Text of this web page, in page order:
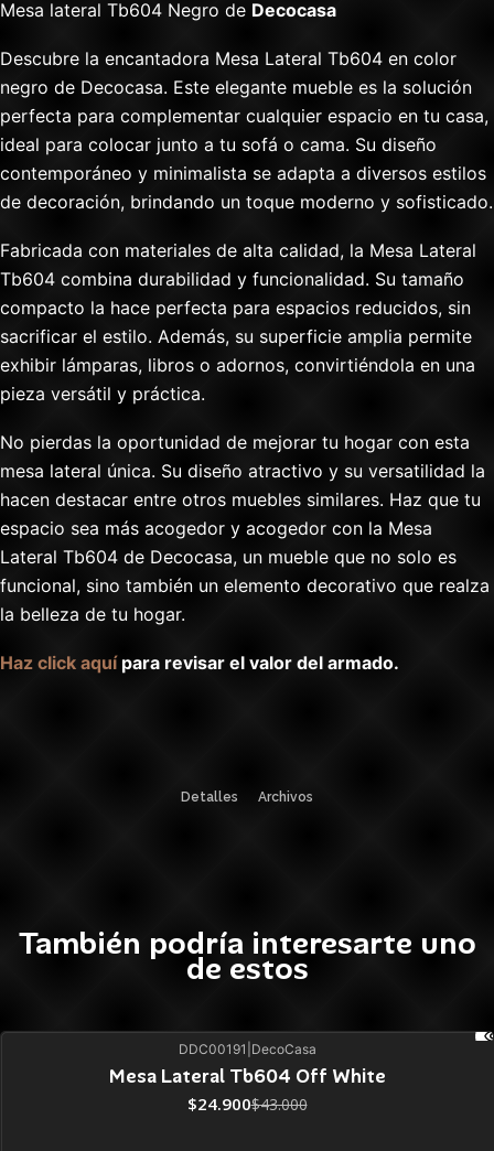
Mesa lateral Tb604 Negro de Decocasa
Descubre la encantadora Mesa Lateral Tb604 en color
negro de Decocasa. Este elegante mueble es la solución
perfecta para complementar cualquier espacio en tu casa,
ideal para colocar junto a tu sofá o cama. Su diseño
contemporáneo y minimalista se adapta a diversos estilos
de decoración, brindando un toque moderno y sofisticado.
Fabricada con materiales de alta calidad, la Mesa Lateral
Tb604 combina durabilidad y funcionalidad. Su tamaño
compacto la hace perfecta para espacios reducidos, sin
sacrificar el estilo. Además, su superficie amplia permite
exhibir lámparas, libros o adornos, convirtiéndola en una
pieza versátil y práctica.
No pierdas la oportunidad de mejorar tu hogar con esta
mesa lateral única. Su diseño atractivo y su versatilidad la
hacen destacar entre otros muebles similares. Haz que tu
espacio sea más acogedor y acogedor con la Mesa
Lateral Tb604 de Decocasa, un mueble que no solo es
funcional, sino también un elemento decorativo que realza
la belleza de tu hogar.
Haz click aquípara revisar el valor del armado.
Detalles Archivos
También podría interesarte uno
de estos
DDC00191 DecoCasa
Mesa Lateral Tb604 Off White
$24.900$43.000